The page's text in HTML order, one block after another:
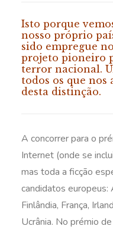
Isto porque
nosso próprio
sido empregue
projeto pioneiro
terror nacional.
todos os que nos
desta distinção.
A concorrer para o
Internet (onde se
mas toda a ficção
candidatos europeus:
Finlândia, França,
Ucrânia. No prémio